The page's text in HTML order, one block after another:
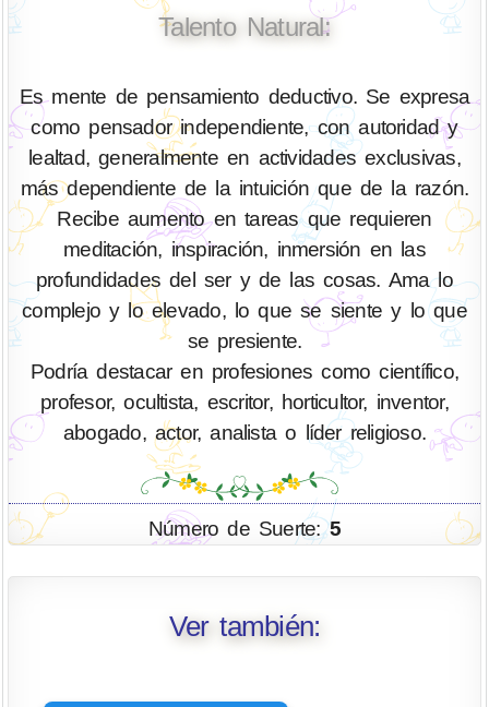
Talento Natural:
Es mente de pensamiento deductivo. Se expresa
como pensador independiente, con autoridad y
lealtad, generalmente en actividades exclusivas,
más dependiente de la intuición que de la razón.
Recibe aumento en tareas que requieren
meditación, inspiración, inmersión en las
profundidades del ser y de las cosas. Ama lo
complejo y lo elevado, lo que se siente y lo que
se presiente.
Podría destacar en profesiones como científico,
profesor, ocultista, escritor, horticultor, inventor,
abogado, actor, analista o líder religioso.
Número de Suerte:5
Ver también: